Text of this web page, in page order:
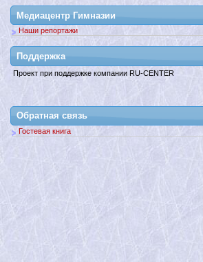
Медиацентр Гимназии
Наши репортажи
Поддержкa
Проект при поддержке компании RU-CENTER
Обратная связь
Гостевая книга